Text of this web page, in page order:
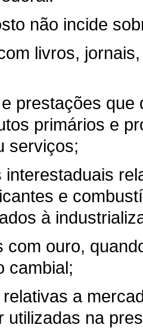
não incide
livros,
prestações
primários e
serviços;
interestaduais
e
à
com ouro,
cambial;
a
utilizadas na